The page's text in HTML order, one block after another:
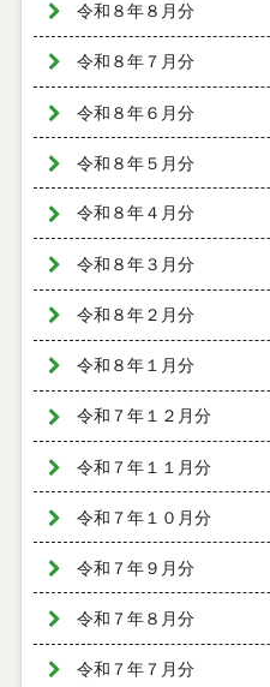
令和８年８月分
令和８年７月分
令和８年６月分
令和８年５月分
令和８年４月分
令和８年３月分
令和８年２月分
令和８年１月分
令和７年１２月分
令和７年１１月分
令和７年１０月分
令和７年９月分
令和７年８月分
令和７年７月分